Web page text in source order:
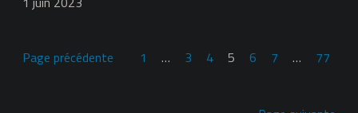
Page précédente 1 … 3 4 5 6 7 … 77